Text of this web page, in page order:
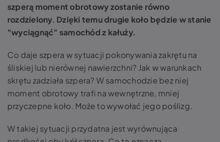
szperą moment obrotowy zostanie równo
rozdzielony. Dzięki temu drugie koło będzie w stanie
"wyciągnąć" samochód z kałuży.
Co daje szpera w sytuacji pokonywania zakrętu na
śliskiej lub nierównej nawierzchni? Jak w warunkach
skrętu zadziała szpera? W samochodzie bez niej
moment obrotowy trafi na wewnętrzne, mniej
przyczepne koło. Może to wywołać jego poślizg.
W takiej sytuacji przydatna jest wyrównująca